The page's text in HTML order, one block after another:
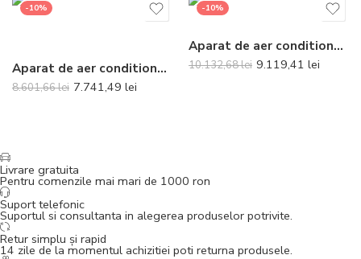
-10%
Aparat de aer conditionat Daikin Stylish Bluevolution FTXA35CW-RXA35A8 Inverter 12000 BTU White – Telecomanda inclusa
8.601,66lei 7.741,49 lei
-10%
Aparat de aer conditionat Daikin Perfera Bluevolution FTXM60A-RXM60A Inverter 21000 BTU – Telecomanda inclusa
10.132,68lei 9.119,41 lei
Livrare gratuita
Pentru comenzile mai mari de 1000 ron
Suport telefonic
Suportul si consultanta in alegerea produselor potrivite.
Retur simplu și rapid
14 zile de la momentul achizitiei poti returna produsele.